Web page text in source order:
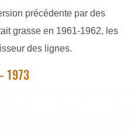
précédente par des
grasse en 1961-1962, les
des lignes.
1973